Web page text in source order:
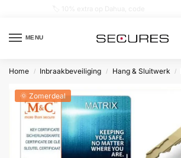
MENU
product…
Home / Inbraakbeveiliging / Hang & Sluitwerk /
🌞 Zomerdeal